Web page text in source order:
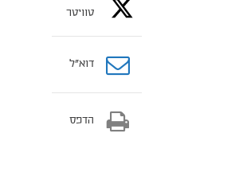
טוויטר
דוא”ל
הדפס